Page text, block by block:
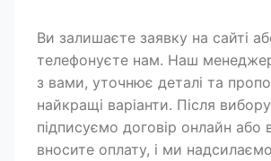
Ви залишаєте заявку на сайті
телефонуєте нам. Наш
з вами, уточнює деталі та
найкращі варіанти. Після
підписуємо договір онлайн або
вносите оплату, і ми